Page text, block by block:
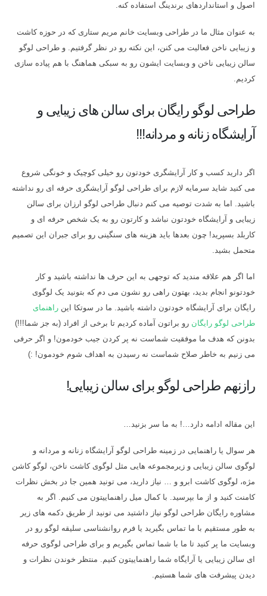
اصول و استانداردهای برندینگ استفاده کنه.
به عنوان مثال ما در طراحی وبسایت خانم مریم ستاری که در حوزه کاشت
و زیبایی ناخن فعالیت می کنن، این نکته رو در نظر گرفتیم. و طراحی لوگو
سالن زیبایی ناخن و وبسایت ایشون رو به سبکی هماهنگ با هم پیاده سازی
کردیم.
طراحی لوگو رایگان برای سالن های زیبایی و
آرایشگاه زنانه و مردانه!!!
اگر دارید کسب و کار آرایشگری خودتون رو خیلی کوچیک و خونگی شروع
می کنید شاید سرمایه لازم برای طراحی لوگو آرایشگری حرفه ای رو نداشته
باشید. اما به شدت توصیه می کنم دنبال طراحی لوگو ارزان برای سالن
زیبایی و آرایشگاه خودتون نباشد و کارتون رو به یک شخص حرفه ای و
کاربلد بسپرید! چون بعدها باید هزینه های سنگینی رو برای جبران این تصمیم
متحمل بشید.
اما اگر هم علاقه مندید که توجهی به این حرف ها نداشته باشید و کار
خودتونو انجام بدید، بهتون راهی رو نشون می دم که بتونید یک لوگوی
رایگان برای آرایشگاه خودتون داشته باشید. ما در سوتکا این راهنمای
طراحی لوگو رایگان رو براتون آماده کردیم تا برخی از افراد (به جز شما!!!)
بدونن که هدف ما موفقیت شماست نه پر کردن جیب خودمون! و اگر حرفی
می زنیم به خاطر صلاح شماست نه رسیدن به اهداف شوم خودمون! :)
رازنهم طراحی لوگو برای سالن زیبایی!
این مقاله ادامه دارد…! به ما سر بزنید…
هر سوال یا راهنمایی در زمینه طراحی لوگو آرایشگاه زنانه و مردانه و
لوگوی سالن زیبایی و زیرمجموعه هایی مثل لوگوی کاشت ناخن، لوگو کاشن
مژه، لوگوی کاشت ابرو و … نیاز دارید، می تونید همین جا در بخش نظرات
کامنت کنید و از ما بپرسید. با کمال میل راهنماییتون می کنیم. اگر به
مشاوره رایگان طراحی لوگو نیاز داشتید می تونید از طریق دکمه های زیر
به طور مستقیم با ما تماس بگیرید یا فرم روانشناسی سلیقه لوگو رو در
وبسایت ما پر کنید تا ما با شما تماس بگیریم و برای طراحی لوگوی حرفه
ای سالن زیبایی یا آرایگاه شما راهنماییتون کنیم. منتظر خوندن نظرات و
دیدن پیشرفت های شما هستیم.